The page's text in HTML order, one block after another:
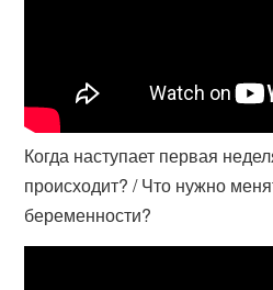
Когда наступает первая
происходит? / Что нужно
беременности?